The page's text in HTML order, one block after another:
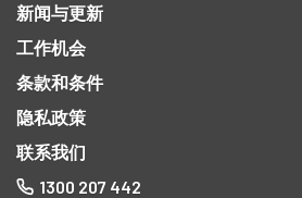
新闻与更新
工作机会
条款和条件
隐私政策
联系我们
1300 207 442